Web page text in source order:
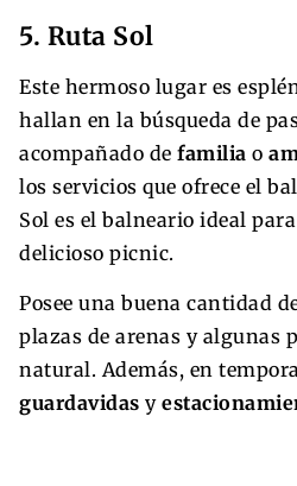
5. Ruta Sol
Este hermoso lugar es
hallan en la búsqueda de
acompañado de familia o
los servicios que ofrece el
Sol es el balneario ideal
delicioso picnic.
Posee una buena cantidad
plazas de arenas y algunas
natural. Además, en
guardavidas y